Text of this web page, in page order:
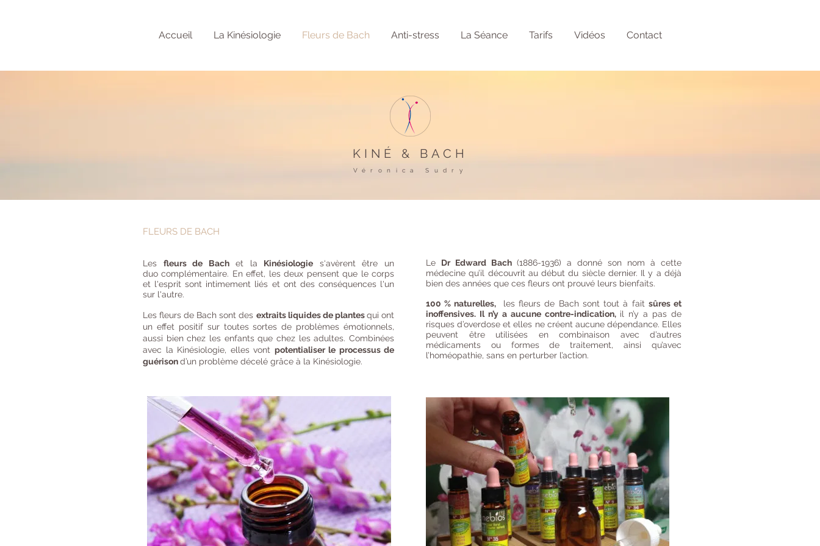
Accueil La Kinésiologie Fleurs de Bach Anti-stress La Séance Tarifs Vidéos Contact
KINÉ & BACH
Véronica Sudry
FLEURS DE BACH
Les fleurs de Bachet la Kinésiologie s‘avèrent être un
duo complémentaire. En effet, les deux pensent que le corps
et l'esprit sont intimement liés et ont des conséquences l'un
sur l'autre.
Les fleurs de Bach sont des extraits liquides de plantesqui ont
un effet positif sur toutes sortes de problèmes émotionnels,
aussi bien chez les enfants que chez les adultes. Combinées
avec la Kinésiologie, elles vont potentialiser le processus de
guérisond’un problème décelé grâce à la Kinésiologie.
Le Dr Edward Bach (1886-1936) a donné son nom à cette
médecine qu’il découvrit au début du siècle dernier. Il y a déjà
bien des années que ces fleurs ont prouvé leurs bienfaits.
100 % naturelles, les fleurs de Bach sont tout à fait sûres et
inoffensives. Il n’y a aucune contre-indication,il n’y a pas de
risques d’overdose et elles ne créent aucune dépendance. Elles
peuvent être utilisées en combinaison avec d’autres
médicaments ou formes de traitement, ainsi qu’avec
l’homéopathie, sans en perturber l’action.